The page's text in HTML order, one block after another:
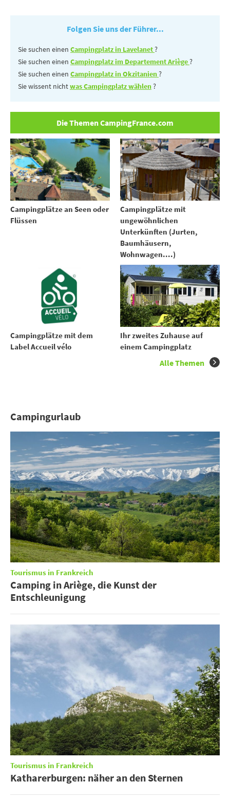
Folgen Sie uns der Führer...
Sie suchen einen Campingplatz in Lavelanet?
Sie suchen einen Campingplatz im Departement Ariège?
Sie suchen einen Campingplatz in Okzitanien?
Sie wissent nichtwas Campingplatz wählen?
Die Themen CampingFrance.com
Campingplätze an Seen oder
Flüssen
Campingplätze mit
ungewöhnlichen
Unterkünften (Jurten,
Baumhäusern,
Wohnwagen....)
Campingplätze mit dem
Label Accueil vélo
Ihr zweites Zuhause auf
einem Campingplatz
Alle Themen
Campingurlaub
Tourismus in Frankreich
Camping in Ariège, die Kunst der
Entschleunigung
Tourismus in Frankreich
Katharerburgen: näher an den Sternen